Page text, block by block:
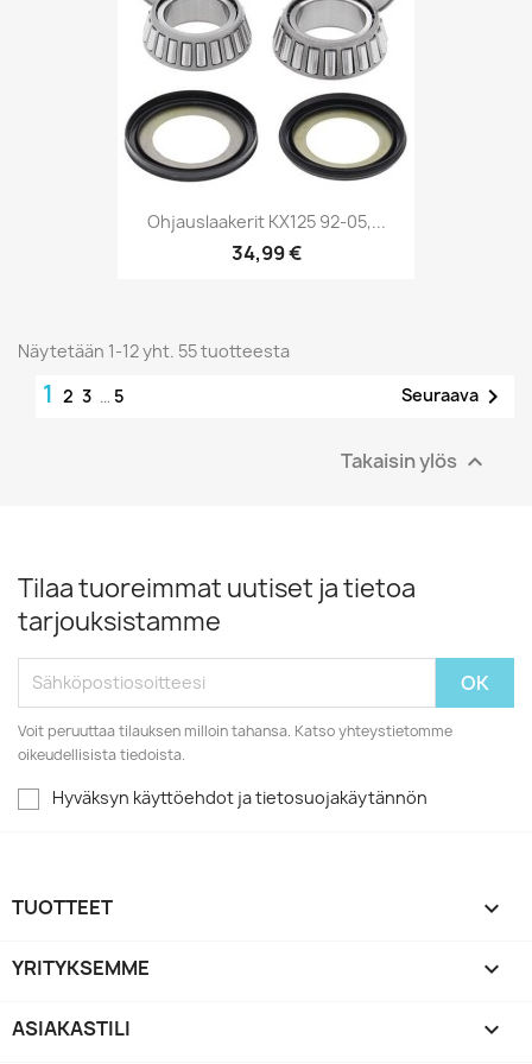
Ohjauslaakerit KX125 92-05,...
34,99 €
Näytetään 1-12 yht. 55 tuotteesta
1 2 3 … 5 Seuraava 
Takaisin ylös 
Tilaa tuoreimmat uutiset ja tietoa
tarjouksistamme
Voit peruuttaa tilauksen milloin tahansa. Katso yhteystietomme
oikeudellisista tiedoista.
Hyväksyn käyttöehdot ja tietosuojakäytännön
TUOTTEET 
YRITYKSEMME 
ASIAKASTILI 